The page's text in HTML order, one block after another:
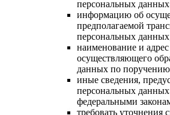
персональных
информацию об
предполагаемой
персональных
наименование и
осуществляющего
данных по
иные сведения,
персональных
федеральными
требовать уточнения